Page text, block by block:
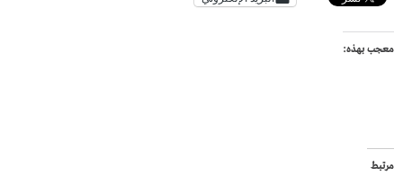
معجب بهذه:
مرتبط